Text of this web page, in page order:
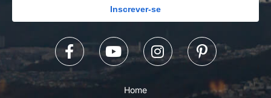
Inscrever-se
Home